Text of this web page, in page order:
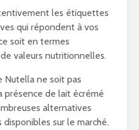
les étiquettes
qui répondent à vos
soit en termes
valeurs nutritionnelles.
Nutella ne soit pas
présence de lait écrémé
alternatives
sur le marché.